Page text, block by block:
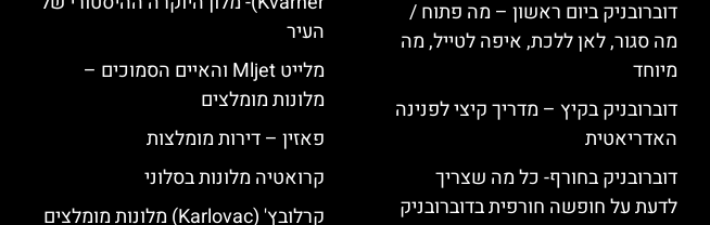
דוברובניק ביום ראשון – מה פתוח /
מה סגור, לאן ללכת, איפה לטייל, מה
מיוחד
דוברובניק בקיץ – מדריך קיצי לפנינה
האדריאטית
דוברובניק בחורף- כל מה שצריך
לדעת על חופשה חורפית בדוברובניק
העיר
מלייט Mljet והאיים הסמוכים –
מלונות מומלצים
פאזין – דירות מומלצות
קרואטיה מלונות בסלוני
קרלובץ' (Karlovac) מלונות מומלצים